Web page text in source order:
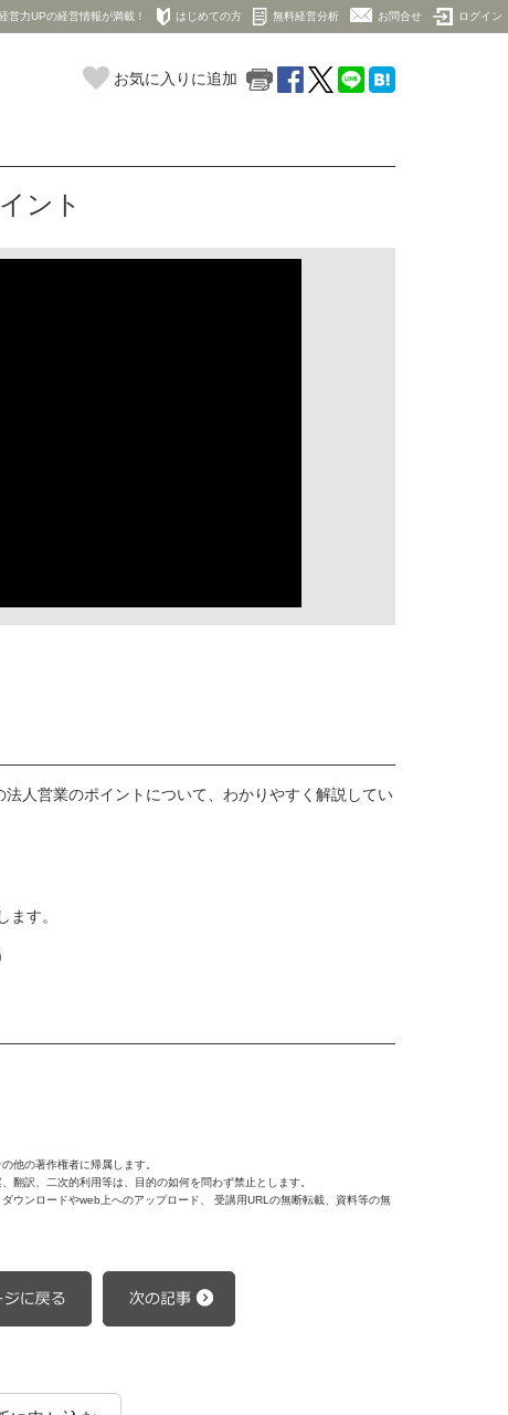
営力UPの経営情報が満載！ はじめての方 無料経営分析 お問合せ ログイン
お気に入りに追加
ント
人営業のポイントについて、わかりやすく解説してい
ます。
他の著作権者に帰属します。
翻訳、二次的利用等は、目的の如何を問わず禁止とします。
ウンロードやweb上へのアップロード、 受講用URLの無断転載、資料等の無